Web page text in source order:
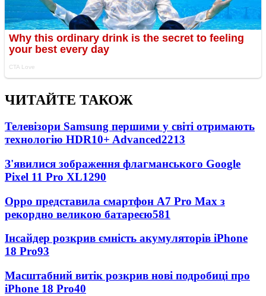
ЧИТАЙТЕ ТАКОЖ
Телевізори Samsung першими у світі отримають
технологію HDR10+ Advanced2213
З'явилися зображення флагманського Google
Pixel 11 Pro XL1290
Oppo представила смартфон A7 Pro Max з
рекордно великою батареєю581
Інсайдер розкрив ємність акумуляторів iPhone
18 Pro93
Масштабний витік розкрив нові подробиці про
iPhone 18 Pro40